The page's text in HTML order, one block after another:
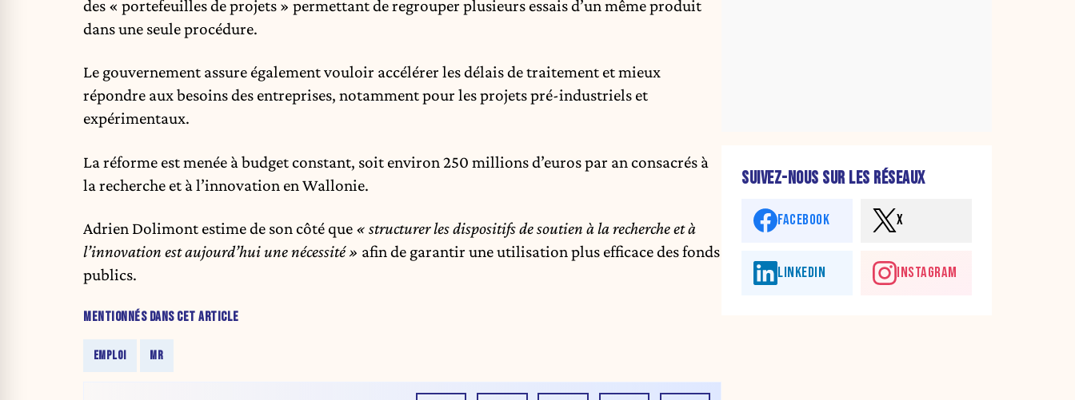
des « portefeuilles de projets » permettant de regrouper plusieurs essais d’un même produit
dans une seule procédure.
Le gouvernement assure également vouloir accélérer les délais de traitement et mieux
répondre aux besoins des entreprises, notamment pour les projets pré-industriels et
expérimentaux.
La réforme est menée à budget constant, soit environ 250 millions d’euros par an consacrés à
la recherche et à l’innovation en Wallonie.
Adrien Dolimont estime de son côté que « structurer les dispositifs de soutien à la recherche et à
l’innovation est aujourd’hui une nécessité » afin de garantir une utilisation plus efficace des fonds
publics.
MENTIONNÉS DANS CET ARTICLE
EMPLOI MR
SUIVEZ-NOUS SUR LES RÉSEAUX
FACEBOOK X
LINKEDIN INSTAGRAM